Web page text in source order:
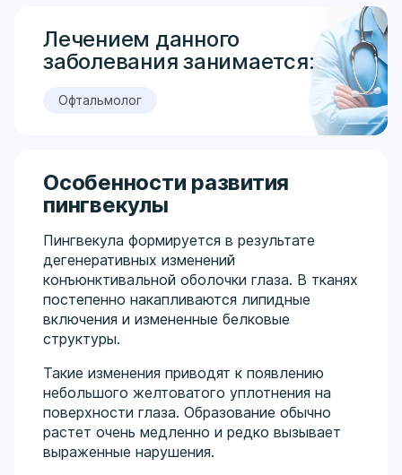
Лечением данного
заболевания занимается:
Офтальмолог
Особенности развития
пингвекулы
Пингвекула формируется в результате
дегенеративных изменений
конъюнктивальной оболочки глаза. В тканях
постепенно накапливаются липидные
включения и измененные белковые
структуры.
Такие изменения приводят к появлению
небольшого желтоватого уплотнения на
поверхности глаза. Образование обычно
растет очень медленно и редко вызывает
выраженные нарушения.